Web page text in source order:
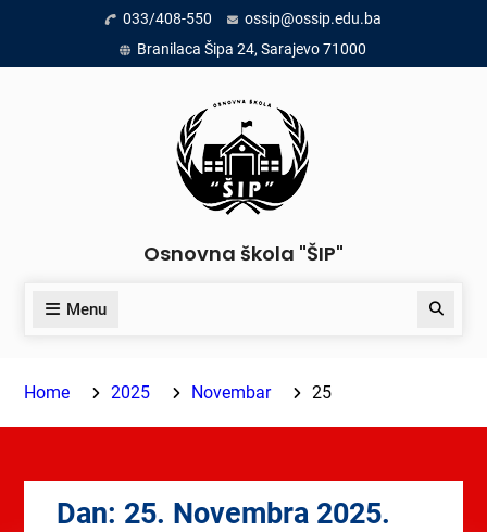
content
033/408-550
ossip@ossip.edu.ba
Branilaca Šipa 24, Sarajevo 71000
Osnovna škola "ŠIP"
Menu Search
Home 2025 Novembar 25
Dan: 25. Novembra 2025.